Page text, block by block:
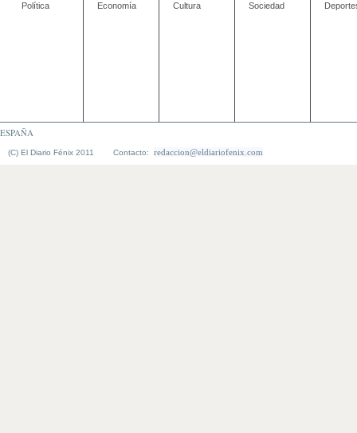
Política Economía Cultura Sociedad
ESPAÑA
(C) El Diario Fénix 2011 Contacto: redaccion@eldiariofenix.com